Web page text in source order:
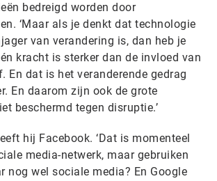
bedreigd worden door
‘Maar als je denkt dat technologie
van verandering is, dan heb je
kracht is sterker dan de invloed van
En dat is het veranderende gedrag
En daarom zijn ook de grote
beschermd tegen disruptie.’
hij Facebook. ‘Dat is momenteel
media-netwerk, maar gebruiken
nog wel sociale media? En Google